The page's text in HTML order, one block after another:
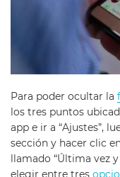
Para poder ocultar la
los tres puntos
app e ir a “Ajustes”,
sección y hacer clic
llamado “Última vez
elegir entre tres